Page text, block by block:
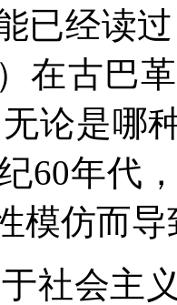
已经读
）在古巴
无论是哪
60年代
模仿而
社会主